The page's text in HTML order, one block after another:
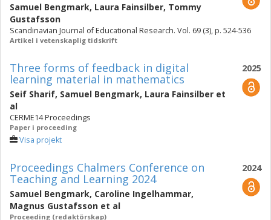
Samuel Bengmark, Laura Fainsilber, Tommy
Gustafsson
Scandinavian Journal of Educational Research. Vol. 69 (3), p. 524-536
Artikel i vetenskaplig tidskrift
2025
Three forms of feedback in digital
learning material in mathematics
Seif Sharif, Samuel Bengmark, Laura Fainsilber et
al
CERME14 Proceedings
Paper i proceeding
Visa projekt
2024
Proceedings Chalmers Conference on
Teaching and Learning 2024
Samuel Bengmark, Caroline Ingelhammar,
Magnus Gustafsson et al
Proceeding (redaktörskap)